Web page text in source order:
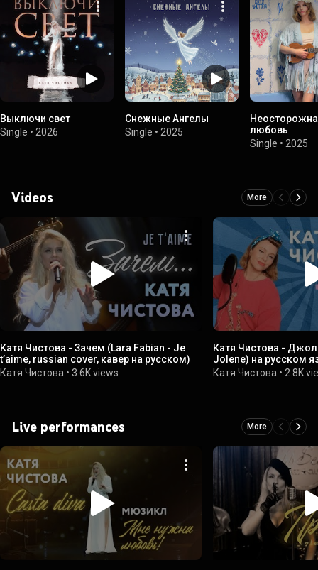
Выключи свет
Single • 2026
Снежные Ангелы
Single • 2025
любовь
Single • 2025
Videos More
Катя Чистова - Зачем (Lara Fabian - Je
t’aime, russian cover, кавер на русском)
Катя Чистова • 3.6K views
Катя Чистова -
Jolene) на русском
#джолин
Катя Чистова • 2.8K
Live performances More